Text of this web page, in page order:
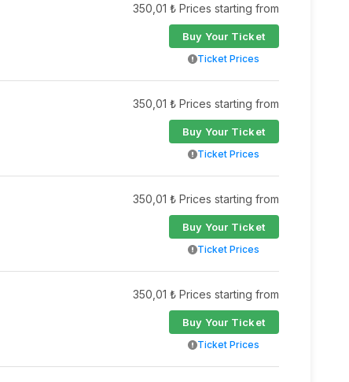
350,01 ₺ Prices starting from
Buy Your Ticket
Ticket Prices
350,01 ₺ Prices starting from
Buy Your Ticket
Ticket Prices
350,01 ₺ Prices starting from
Buy Your Ticket
Ticket Prices
350,01 ₺ Prices starting from
Buy Your Ticket
Ticket Prices